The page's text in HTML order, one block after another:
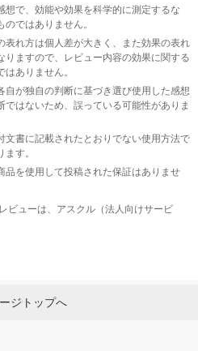
想で、効能や効果を科学的に測定するな
ではありません。
表れ方は個人差が大きく、また効果の表れ
りますので、レビュー内容の効果に関する
ありません。
自が独自の判断に基づき選び使用した感想
はないため、誤っている可能性がありま
文書に記載されたとおりでない使用方法で
す。
品を使用して投稿された保証はありませ
ビューは、アスクル（法人向けサービ
ジトップへ